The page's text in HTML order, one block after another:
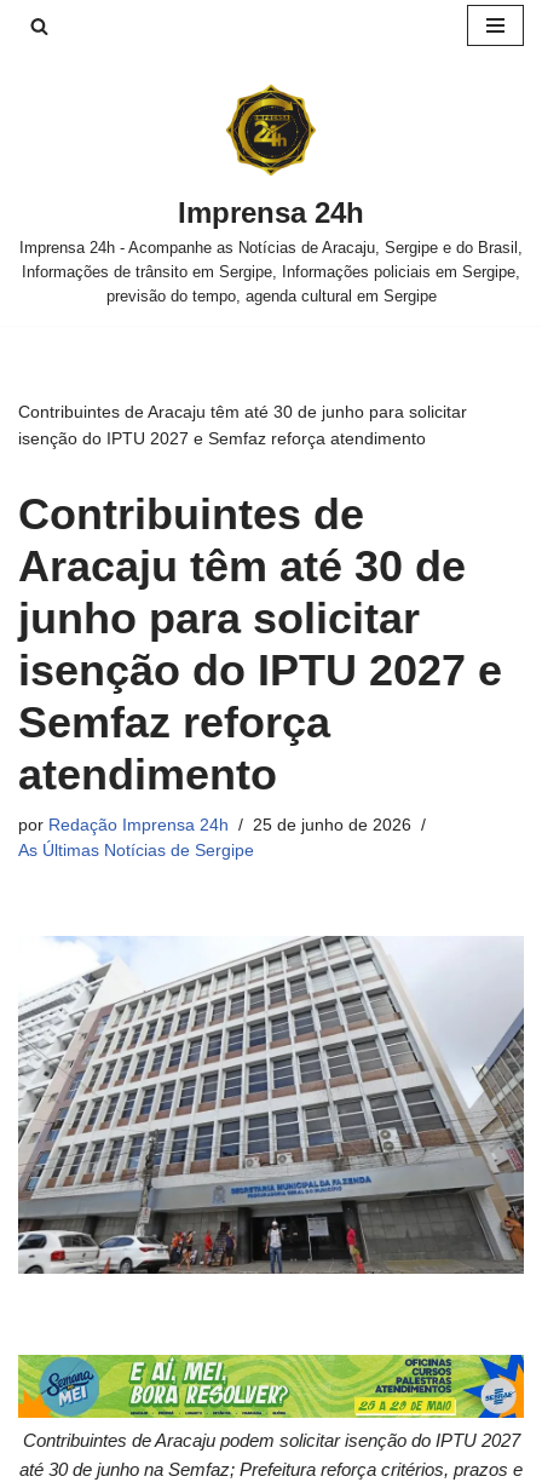
Imprensa 24h
Imprensa 24h - Acompanhe as Notícias de Aracaju, Sergipe e do Brasil,
Informações de trânsito em Sergipe, Informações policiais em Sergipe,
previsão do tempo, agenda cultural em Sergipe
Contribuintes de Aracaju têm até 30 de junho para solicitar
isenção do IPTU 2027 e Semfaz reforça atendimento
Contribuintes de
Aracaju têm até 30 de
junho para solicitar
isenção do IPTU 2027 e
Semfaz reforça
atendimento
por Redação Imprensa 24h
25 de junho de 2026
As Últimas Notícias de Sergipe
Contribuintes de Aracaju podem solicitar isenção do IPTU 2027
até 30 de junho na Semfaz; Prefeitura reforça critérios, prazos e